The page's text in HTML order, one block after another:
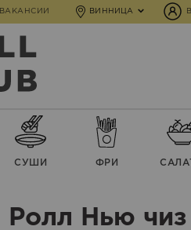
ВАКАНСИИ ВИННИЦА
СУШИ ФРИ
Ролл Нью чиз